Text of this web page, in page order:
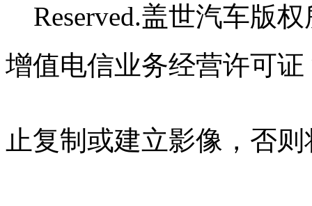
Reserved.盖世汽车版
增值电信业务经营许可证
止复制或建立影像，否